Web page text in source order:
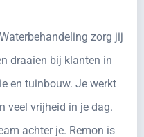
zorg jij
draaien bij klanten in
en tuinbouw. Je werkt
veel vrijheid in je dag.
achter je. Remon is